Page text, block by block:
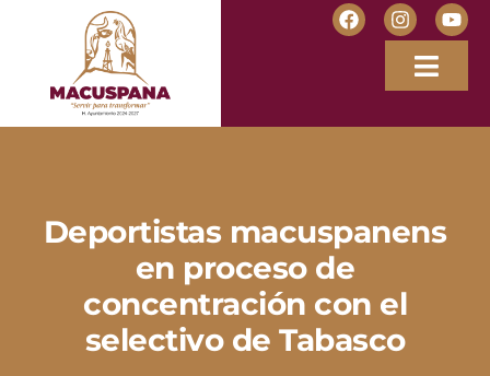
Deportistas macuspanens
en proceso de
concentración con el
selectivo de Tabasco